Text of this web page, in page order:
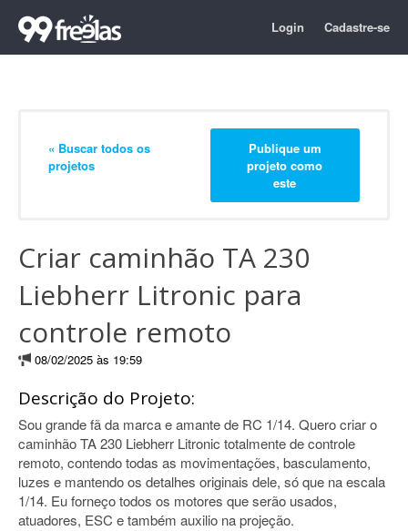
Login Cadastre-se
« Buscar todos os
projetos
Publique um
projeto como
este
Criar caminhão TA 230
Liebherr Litronic para
controle remoto
08/02/2025 às 19:59
Descrição do Projeto:
Sou grande fã da marca e amante de RC 1/14. Quero criar o
caminhão TA 230 Liebherr Litronic totalmente de controle
remoto, contendo todas as movimentações, basculamento,
luzes e mantendo os detalhes originais dele, só que na escala
1/14. Eu forneço todos os motores que serão usados,
atuadores, ESC e também auxilio na projeção.